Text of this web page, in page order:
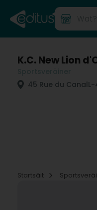
K.C. New Lion
45 Rue du Canal
Startsäit